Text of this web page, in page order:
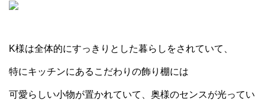
K様は全体的にすっきりとした暮らしをされていて、
特にキッチンにあるこだわりの飾り棚には
可愛らしい小物が置かれていて、奥様のセンスが光ってい